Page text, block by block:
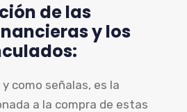
de las
y los
como señalas, es la
a la compra de estas